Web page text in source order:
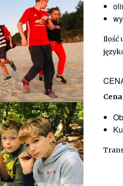
Ilość